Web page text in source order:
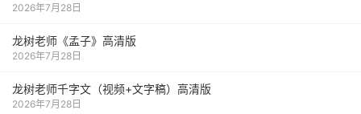
2026年7月28日
龙树老师《孟子》高清版
2026年7月28日
龙树老师千字文（视频+文字稿）高清版
2026年7月28日